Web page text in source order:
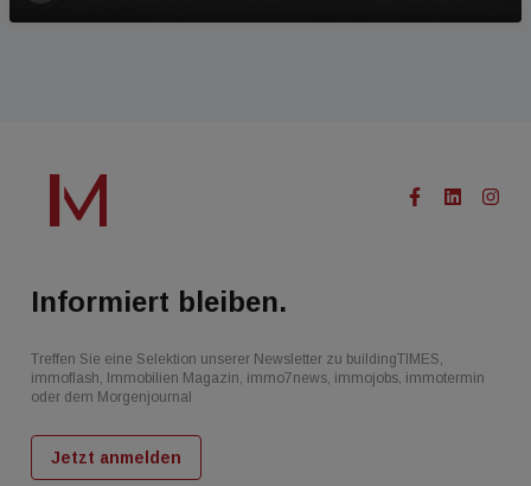
Informiert bleiben.
Treffen Sie eine Selektion unserer Newsletter zu buildingTIMES,
immoflash, Immobilien Magazin, immo7news, immojobs, immotermin
oder dem Morgenjournal
Jetzt anmelden